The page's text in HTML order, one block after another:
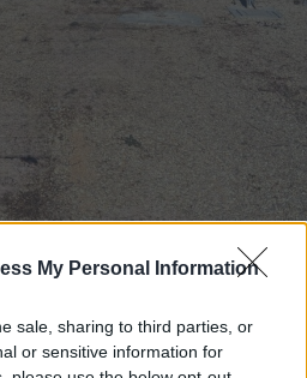
My Personal Information
sale, sharing to third parties, or
or sensitive information for
la transizione green:
Viterbese